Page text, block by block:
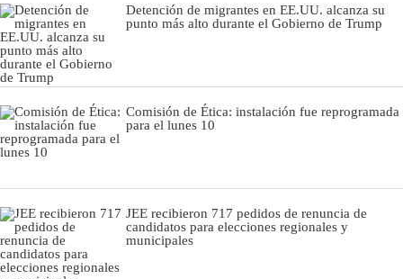
Detención de migrantes en EE.UU. alcanza su
punto más alto durante el Gobierno de Trump
Comisión de Ética: instalación fue reprogramada
para el lunes 10
JEE recibieron 717 pedidos de renuncia de
candidatos para elecciones regionales y
municipales